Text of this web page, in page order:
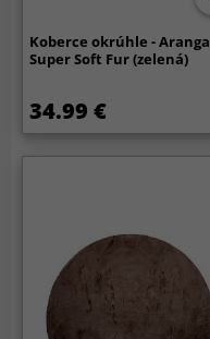
Koberce okrúhle - Aranga
Super Soft Fur (zelená)
34.99 €